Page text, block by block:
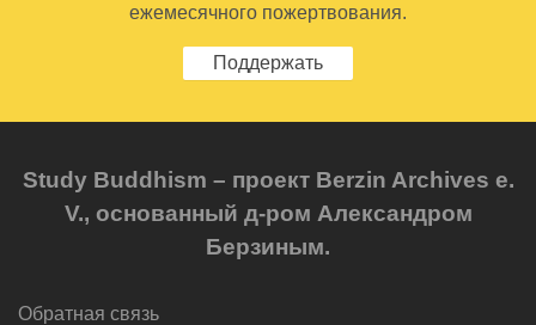
ежемесячного пожертвования.
Поддержать
Study Buddhism – проект Berzin Archives e.
V., основанный д-ром Александром
Берзиным.
Обратная связь